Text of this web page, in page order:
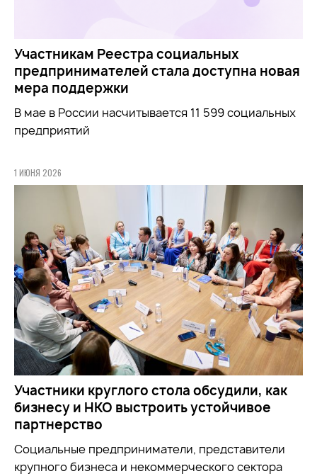
Участникам Реестра социальных
предпринимателей стала доступна новая
мера поддержки
В мае в России насчитывается 11 599 социальных
предприятий
1 ИЮНЯ 2026
Участники круглого стола обсудили, как
бизнесу и НКО выстроить устойчивое
партнерство
Социальные предприниматели, представители
крупного бизнеса и некоммерческого сектора